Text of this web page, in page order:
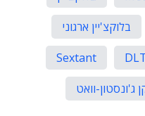
בלוקצ'יין ארגוני
Sextant
ג'ונסטון-וואט